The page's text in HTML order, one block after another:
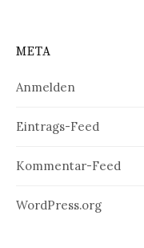
META
Anmelden
Eintrags-Feed
Kommentar-Feed
WordPress.org